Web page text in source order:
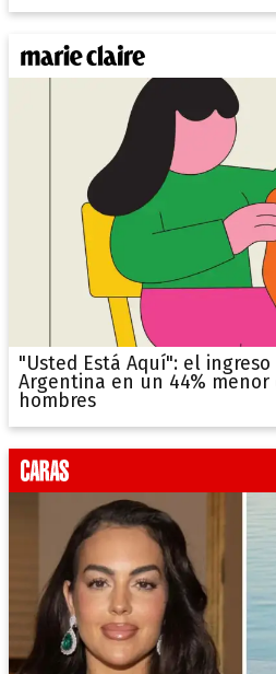
"Usted Está Aquí": el
Argentina en un 44%
hombres